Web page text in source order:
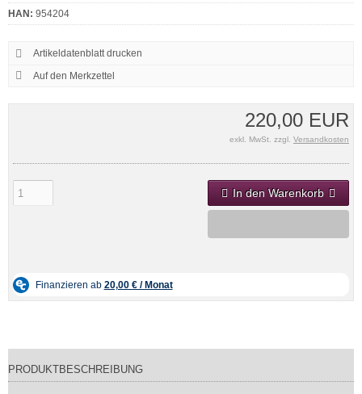
220,00 EUR
exkl. MwSt. zzgl. Versandkosten
In den Warenkorb
HAN: 954204
Artikeldatenblatt drucken
PRODUKTBESCHREIBUNG